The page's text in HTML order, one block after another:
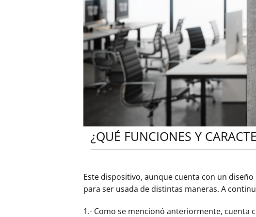
¿QUÉ FUNCIONES Y
Este dispositivo, aunque cuenta con un
para ser usada de distintas maneras. A
1.- Como se mencionó anteriormente, cuenta